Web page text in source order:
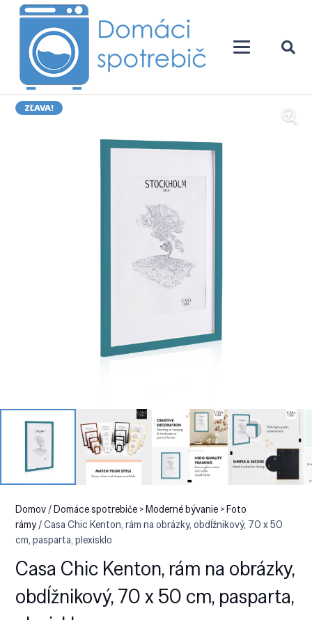
ZĽAVA!
Domov/Domáce spotrebiče > Moderné bývanie > Foto
rámy/ Casa Chic Kenton, rám na obrázky, obdĺžnikový, 70 x 50
cm, pasparta, plexisklo
Casa Chic Kenton, rám na obrázky,
obdĺžnikový, 70 x 50 cm, pasparta,